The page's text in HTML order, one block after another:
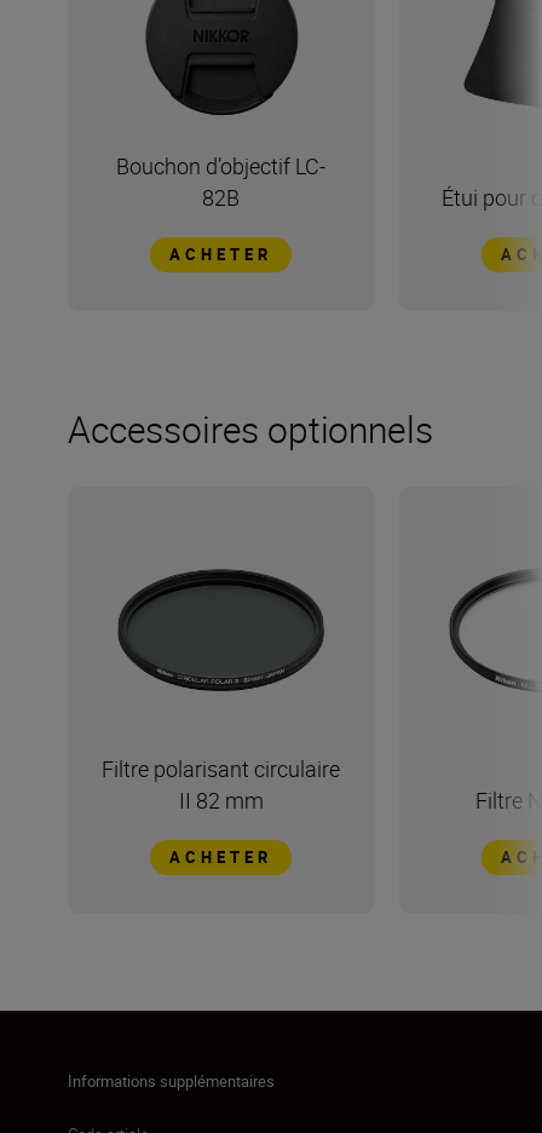
Bouchon d’objectif LC-
82B
ACHETER
Étui pour
Accessoires optionnels
Filtre polarisant circulaire
II 82 mm
ACHETER
Filtre
Informations supplémentaires